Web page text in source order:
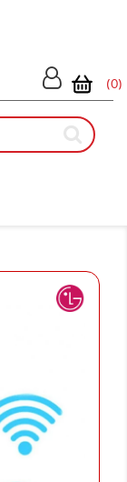
(0)